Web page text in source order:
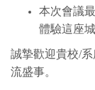
本次會議
體驗這座
誠摯歡迎貴校/
流盛事。